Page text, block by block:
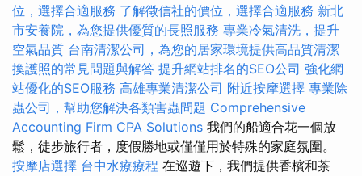
位，選擇合適服務 了解徵信社的價位，選擇合適服務 新北
市安養院，為您提供優質的長照服務 專業冷氣清洗，提升
空氣品質 台南清潔公司，為您的居家環境提供高品質清潔
換護照的常見問題與解答 提升網站排名的SEO公司 強化網
站優化的SEO服務 高雄專業清潔公司 附近按摩選擇 專業除
蟲公司，幫助您解決各類害蟲問題 Comprehensive
Accounting Firm CPA Solutions 我們的船適合花一個放
鬆，徒步旅行者，度假勝地或僅僅用於特殊的家庭氛圍。
按摩店選擇 台中水療療程 在巡遊下，我們提供香檳和茶